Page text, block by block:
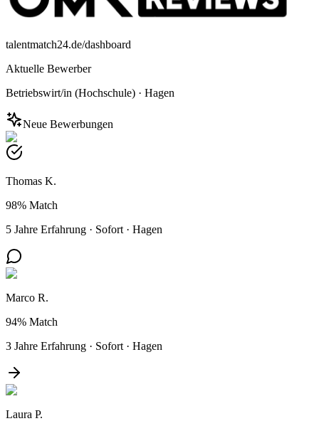
talentmatch24.de/dashboard
Aktuelle Bewerber
Betriebswirt/in (Hochschule) · Hagen
Neue Bewerbungen
Thomas K.
98% Match
5 Jahre Erfahrung · Sofort · Hagen
Marco R.
94% Match
3 Jahre Erfahrung · Sofort · Hagen
Laura P.